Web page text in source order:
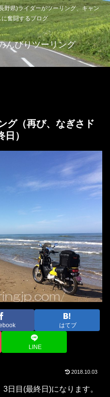
野県)ライダーがツーリング、キャン
奮闘するブログ
んびりツーリング
グ（再び、なぎさド
）
はてブ
LINE
2018.10.03
目(最終日)になります。